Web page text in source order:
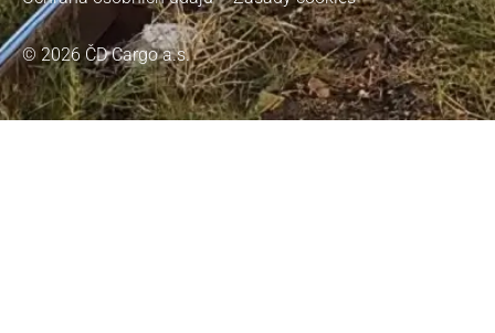
© 2026 ČD Cargo a.s.